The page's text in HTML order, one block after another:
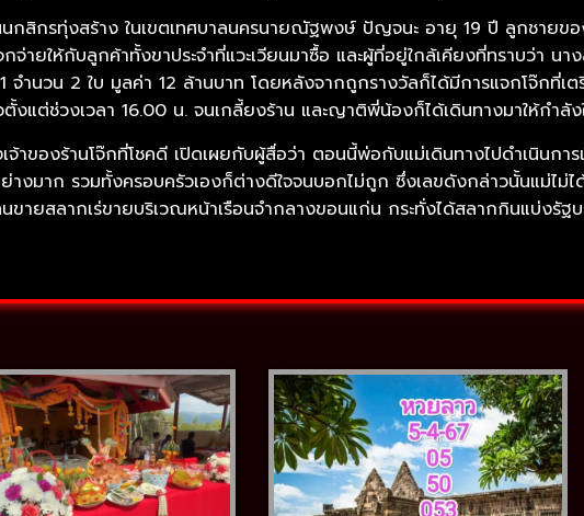
นกสิกรทุ่งสร้าง ในเขตเทศบาลนครนายณัฐพงษ์ ปัญจนะ อายุ 19 ปี ลูกชาย
ยให้กับลูกค้าทั้งขาประจำที่แวะเวียนมาซื้อ และผู้ที่อยู่ใกล้เคียงที่ทราบว่า นา
ำนวน 2 ใบ มูลค่า 12 ล้านบาท โดยหลังจากถูกรางวัลก็ได้มีการแจกโจ๊กที่เ
ตั้งแต่ช่วงเวลา 16.00 น. จนเกลี้ยงร้าน และญาติพี่น้องก็ได้เดินทางมาให้กำลัง
ของร้านโจ๊กที่โชคดี เปิดเผยกับผู้สื่อว่า ตอนนี้พ่อกับแม่เดินทางไปดำเนินการ
งมาก รวมทั้งครอบครัวเองก็ต่างดีใจจนบอกไม่ถูก ซึ่งเลขดังกล่าวนั้นแม่ไม่
ขายสลากเร่ขายบริเวณหน้าเรือนจำกลางขอนแก่น กระทั่งได้สลากกินแบ่งรั